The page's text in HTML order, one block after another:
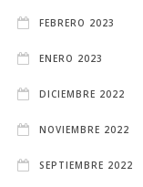
FEBRERO 2023
ENERO 2023
DICIEMBRE 2022
NOVIEMBRE 2022
SEPTIEMBRE 2022